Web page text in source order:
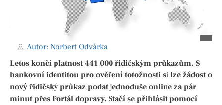
Autor: Norbert Odvárka
Letos končí platnost 441 000 řidičským průkazům. S
bankovní identitou pro ověření totožnosti si lze žádost o
nový řidičský průkaz podat jednoduše online za pár
minut přes Portál dopravy. Stačí se přihlásit pomocí